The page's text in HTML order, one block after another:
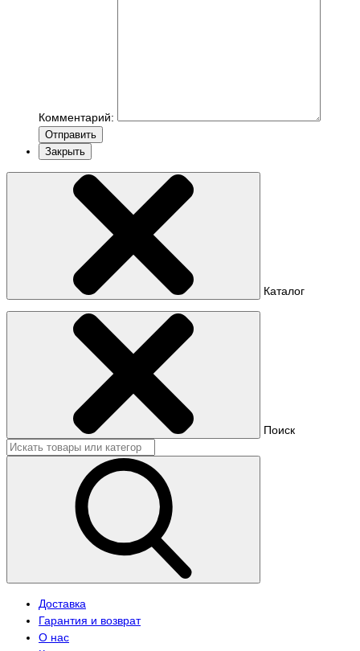
Комментарий:
Отправить
Закрыть
Каталог
Поиск
Доставка
Гарантия и возврат
О нас